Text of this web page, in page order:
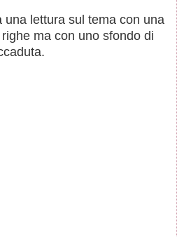
una lettura sul tema con una
ma con uno sfondo di